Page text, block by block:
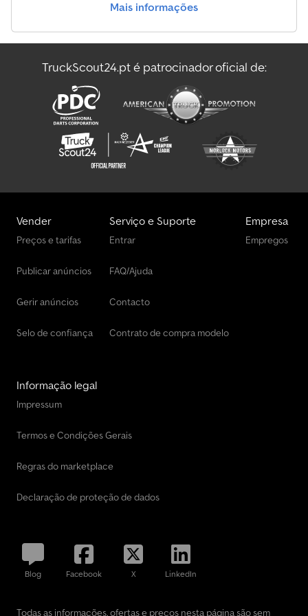
Volvo Fm 300 Caminhões
Volvo Fm Caminhões
Mais informações
TruckScout24.pt é patrocinador oficial de:
Vender
Preços e tarifas
Publicar anúncios
Gerir anúncios
Selo de confiança
Serviço e Suporte
Entrar
FAQ/Ajuda
Contacto
Contrato de compra modelo
Empresa
Empregos
Informação legal
Impressum
Termos e Condições Gerais
Regras do marketplace
Declaração de proteção de dados
Blog Facebook X LinkedIn
Todas as informações, ofertas e preços nesta página são sem